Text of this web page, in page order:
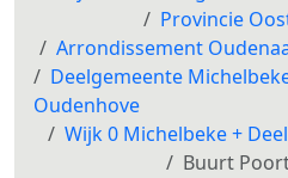
Provincie
Arrondissement
Deelgemeente
Oudenhove
Wijk 0 Michelbeke +
Buurt